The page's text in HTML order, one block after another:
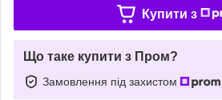
Купити з
Що таке купити з Пром?
Замовлення під захистом